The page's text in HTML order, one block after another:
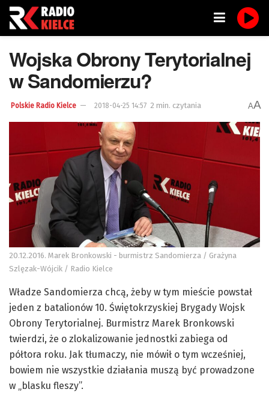
Wojska Obrony Terytorialnej
w Sandomierzu?
Polskie Radio Kielce 2018-04-25 14:57 2 min. czytania AA
20.12.2016. Marek Bronkowski - burmistrz Sandomierza / Grażyna
Szlęzak-Wójcik / Radio Kielce
Władze Sandomierza chcą, żeby w tym mieście powstał
jeden z batalionów 10. Świętokrzyskiej Brygady Wojsk
Obrony Terytorialnej. Burmistrz Marek Bronkowski
twierdzi, że o zlokalizowanie jednostki zabiega od
półtora roku. Jak tłumaczy, nie mówił o tym wcześniej,
bowiem nie wszystkie działania muszą być prowadzone
w „blasku fleszy”.